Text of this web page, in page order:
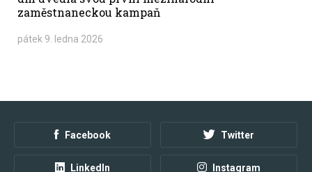
zaměstnaneckou kampaň
pátek 9. ledna 2026
Facebook Twitter
LinkedIn Instagram